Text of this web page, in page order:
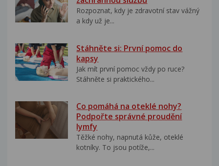
Rozpoznat, kdy je zdravotní stav vážný
a kdy už je...
Stáhněte si: První pomoc do
kapsy
Jak mít první pomoc vždy po ruce?
Stáhněte si praktického...
Co pomáhá na oteklé nohy?
Podpořte správné proudění
lymfy
Těžké nohy, napnutá kůže, oteklé
kotníky. To jsou potíže,...